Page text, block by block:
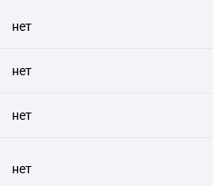
нет
нет
нет
нет